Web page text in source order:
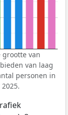
grootte van
van laag
personen in